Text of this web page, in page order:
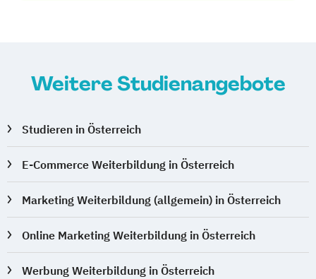
Weitere Studienangebote
Studieren in Österreich
E-Commerce Weiterbildung in Österreich
Marketing Weiterbildung (allgemein) in Österreich
Online Marketing Weiterbildung in Österreich
Werbung Weiterbildung in Österreich